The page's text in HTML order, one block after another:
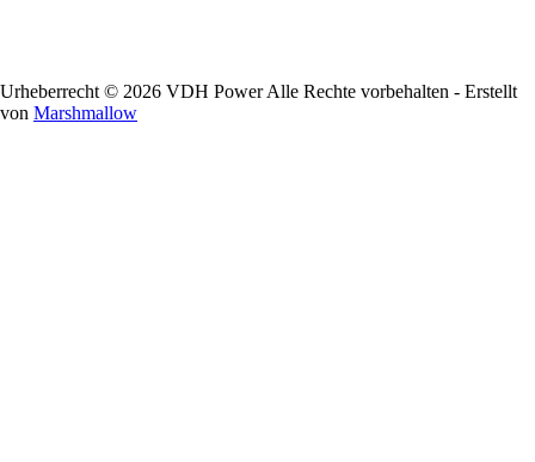
Urheberrecht © 2026 VDH Power Alle Rechte vorbehalten - Erstellt
von Marshmallow